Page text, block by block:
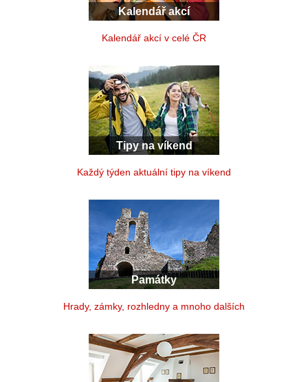
Kalendář akcí
Kalendář akcí v celé ČR
Tipy na víkend
Každý týden aktuální tipy na víkend
Památky
Hrady, zámky, rozhledny a mnoho dalších